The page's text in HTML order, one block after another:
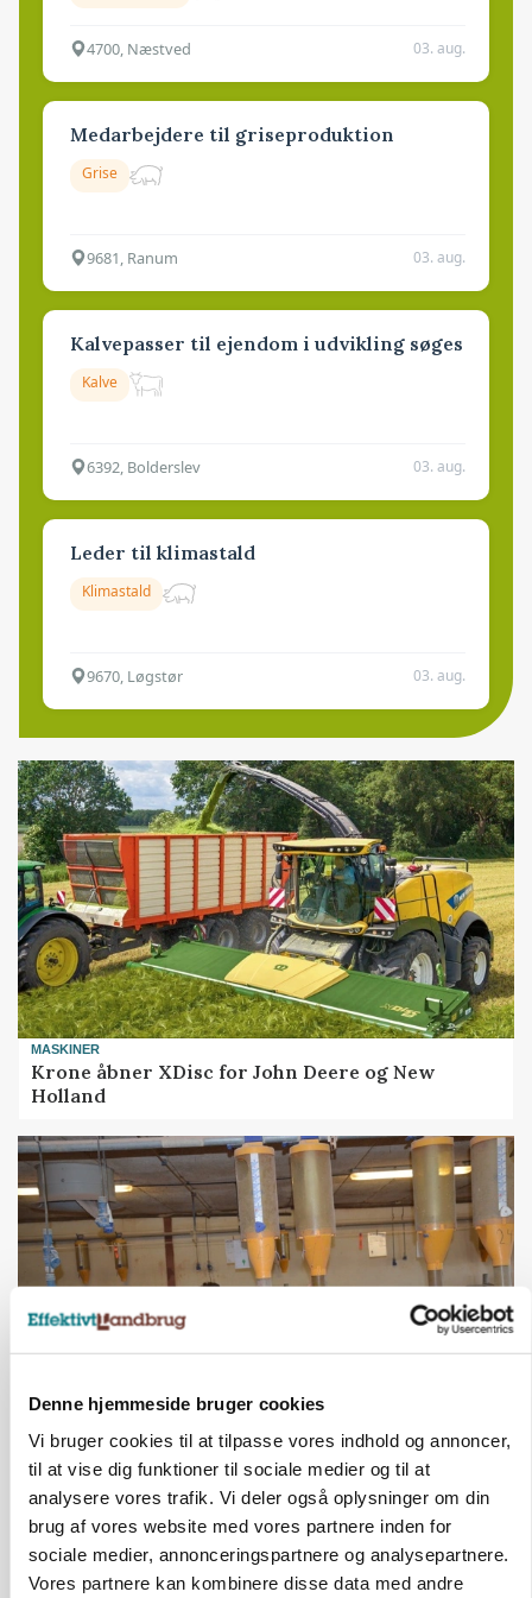
Denne hjemmeside bruger cookies
Vi bruger cookies til at tilpasse vores indhold og annoncer,
til at vise dig funktioner til sociale medier og til at
analysere vores trafik. Vi deler også oplysninger om din
brug af vores website med vores partnere inden for
sociale medier, annonceringspartnere og analysepartnere.
Vores partnere kan kombinere disse data med andre
4700, Næstved 03. aug.
Medarbejdere til griseproduktion
Grise
9681, Ranum 03. aug.
Kalvepasser til ejendom i udvikling søges
Kalve
6392, Bolderslev 03. aug.
Leder til klimastald
Klimastald
9670, Løgstør 03. aug.
MASKINER
Krone åbner XDisc for John Deere og New
Holland
Rådgiver om DB-Tjek: Små justeringer kan give
store besparelser